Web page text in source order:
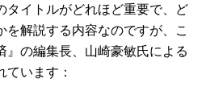
タイトルがどれほど重要で、ど
を解説する内容なのですが、こ
』の編集長、山崎豪敏氏による
ています：